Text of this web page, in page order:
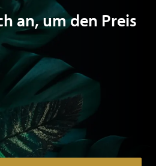
an, um den Preis